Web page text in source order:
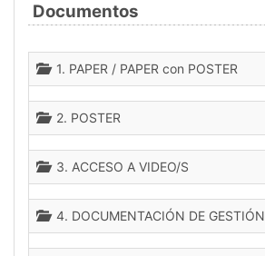
Documentos
1. PAPER / PAPER con POSTER
2. POSTER
3. ACCESO A VIDEO/S
4. DOCUMENTACIÓN DE GESTIÓN